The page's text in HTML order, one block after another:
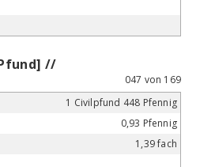
//
047 von 169
1 Civilpfund 448 Pfennig
0,93 Pfennig
1,39 fach